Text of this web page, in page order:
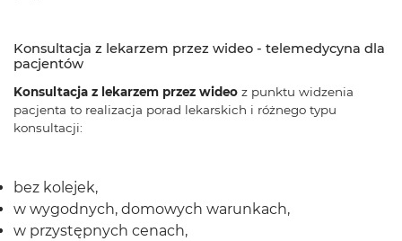
Konsultacja z lekarzem przez wideo - telemedycyna dla
pacjentów
Konsultacja z lekarzem przez wideo z punktu widzenia
pacjenta to realizacja porad lekarskich i różnego typu
konsultacji:
bez kolejek,
w wygodnych, domowych warunkach,
w przystępnych cenach,